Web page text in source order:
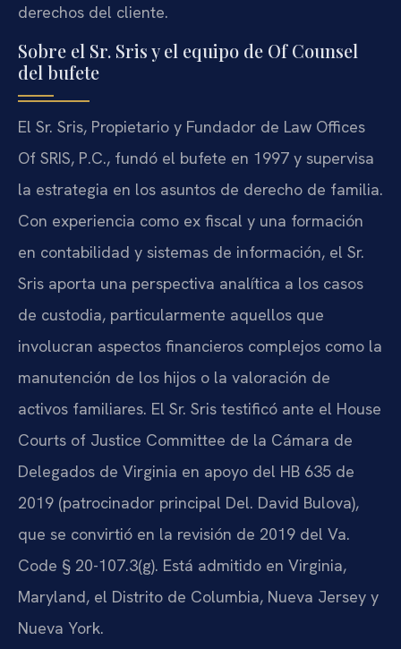
derechos del cliente.
Sobre el Sr. Sris y el equipo de Of Counsel
del bufete
El Sr. Sris, Propietario y Fundador de Law Offices
Of SRIS, P.C., fundó el bufete en 1997 y supervisa
la estrategia en los asuntos de derecho de familia.
Con experiencia como ex fiscal y una formación
en contabilidad y sistemas de información, el Sr.
Sris aporta una perspectiva analítica a los casos
de custodia, particularmente aquellos que
involucran aspectos financieros complejos como la
manutención de los hijos o la valoración de
activos familiares. El Sr. Sris testificó ante el House
Courts of Justice Committee de la Cámara de
Delegados de Virginia en apoyo del HB 635 de
2019 (patrocinador principal Del. David Bulova),
que se convirtió en la revisión de 2019 del Va.
Code § 20-107.3(g). Está admitido en Virginia,
Maryland, el Distrito de Columbia, Nueva Jersey y
Nueva York.